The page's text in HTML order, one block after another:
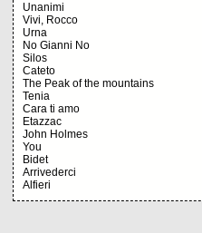
Unanimi
Vivi, Rocco
Urna
No Gianni No
Silos
Cateto
The Peak of the mountains
Tenia
Cara ti amo
Etazzac
John Holmes
You
Bidet
Arrivederci
Alfieri